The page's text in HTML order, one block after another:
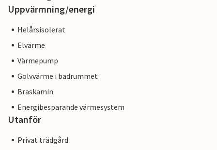
Uppvärmning/energi
Helårsisolerat
Elvärme
Värmepump
Golvvärme i badrummet
Braskamin
Energibesparande värmesystem
Utanför
Privat trädgård